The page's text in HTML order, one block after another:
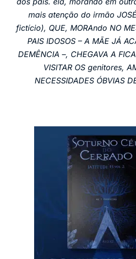
mais atenção do irmão
fictício), QUE, MORAndo NO
PAIS IDOSOS – A MÃE JÁ
DEMÊNCIA –, CHEGAVA A
VISITAR OS genitores,
NECESSIDADES ÓBVIAS